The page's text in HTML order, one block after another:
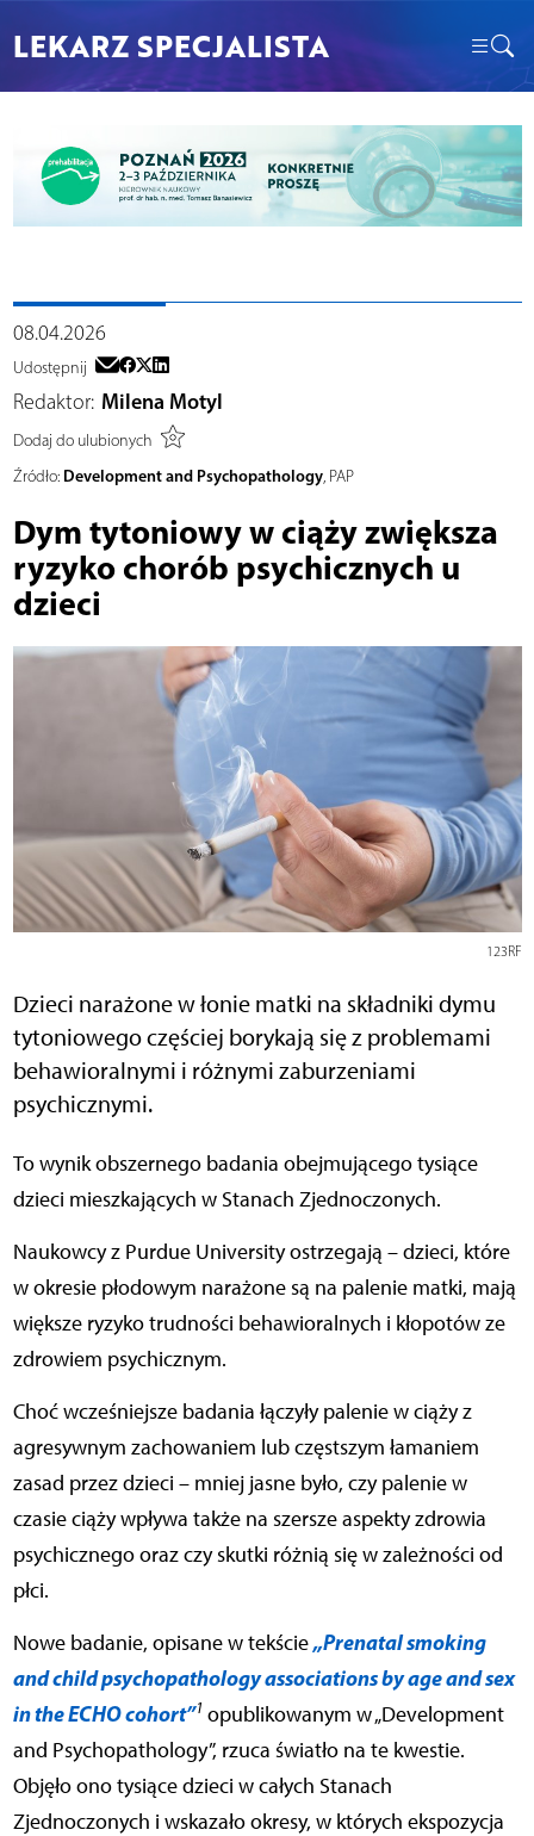
LEKARZ SPECJALISTA
08.04.2026
Udostępnij
Redaktor: Milena Motyl
Dodaj do ulubionych
Źródło: Development and Psychopathology, PAP
Dym tytoniowy w ciąży zwiększa
ryzyko chorób psychicznych u
dzieci
123RF
Dzieci narażone w łonie matki na składniki dymu
tytoniowego częściej borykają się z problemami
behawioralnymi i różnymi zaburzeniami
psychicznymi.
To wynik obszernego badania obejmującego tysiące
dzieci mieszkających w Stanach Zjednoczonych.
Naukowcy z Purdue University ostrzegają – dzieci, które
w okresie płodowym narażone są na palenie matki, mają
większe ryzyko trudności behawioralnych i kłopotów ze
zdrowiem psychicznym.
Choć wcześniejsze badania łączyły palenie w ciąży z
agresywnym zachowaniem lub częstszym łamaniem
zasad przez dzieci – mniej jasne było, czy palenie w
czasie ciąży wpływa także na szersze aspekty zdrowia
psychicznego oraz czy skutki różnią się w zależności od
płci.
Nowe badanie, opisane w tekście„Prenatal smoking
and child psychopathology associations by age and sex
in the ECHO cohort”1 opublikowanym w „Development
and Psychopathology”, rzuca światło na te kwestie.
Objęło ono tysiące dzieci w całych Stanach
Zjednoczonych i wskazało okresy, w których ekspozycja